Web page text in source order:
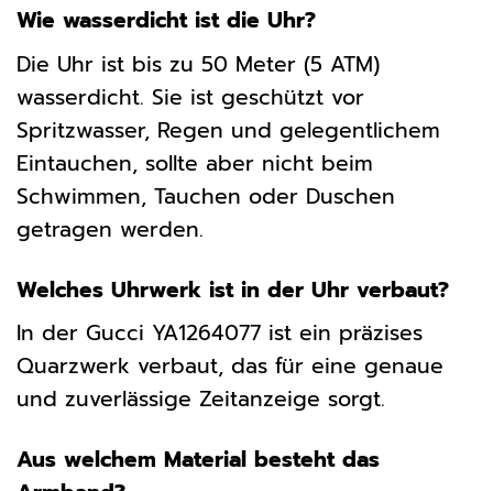
Wie wasserdicht ist die Uhr?
Die Uhr ist bis zu 50 Meter (5 ATM)
wasserdicht. Sie ist geschützt vor
Spritzwasser, Regen und gelegentlichem
Eintauchen, sollte aber nicht beim
Schwimmen, Tauchen oder Duschen
getragen werden.
Welches Uhrwerk ist in der Uhr verbaut?
In der Gucci YA1264077 ist ein präzises
Quarzwerk verbaut, das für eine genaue
und zuverlässige Zeitanzeige sorgt.
Aus welchem Material besteht das